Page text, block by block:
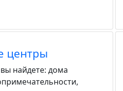
центры
найдете: дома
,